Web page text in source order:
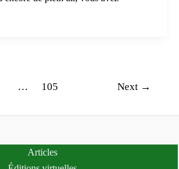
… 105 Next →
Articles